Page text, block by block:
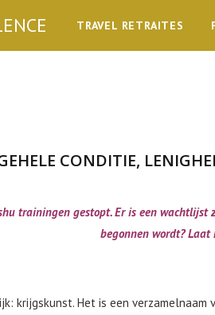
TRAVEL RETRAITES
CONDITIE,
trainingen gestopt. Er is een
begonnen wordt?
krijgskunst. Het is een verzamelnaam